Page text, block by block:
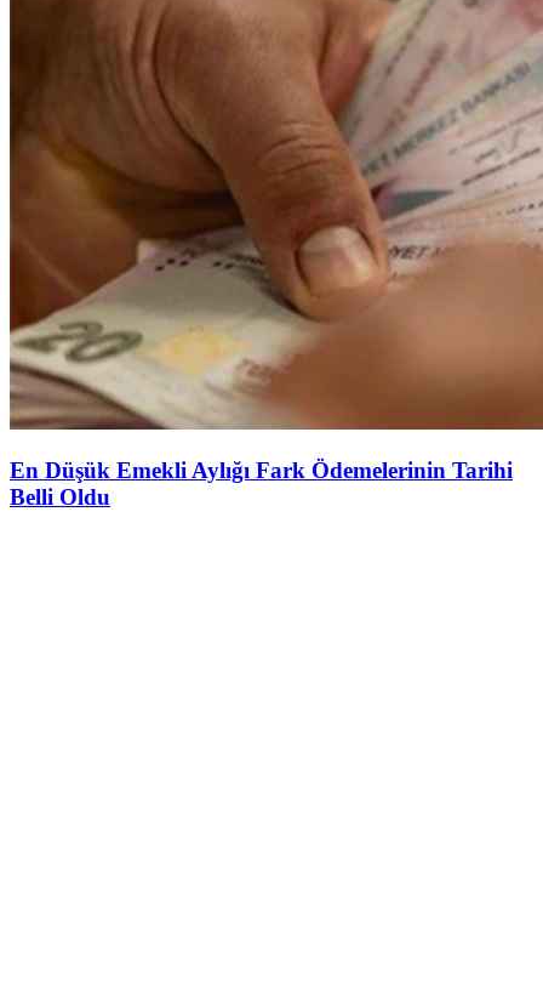
En Düşük Emekli Aylığı Fark Ödemelerinin Tarihi
Belli Oldu